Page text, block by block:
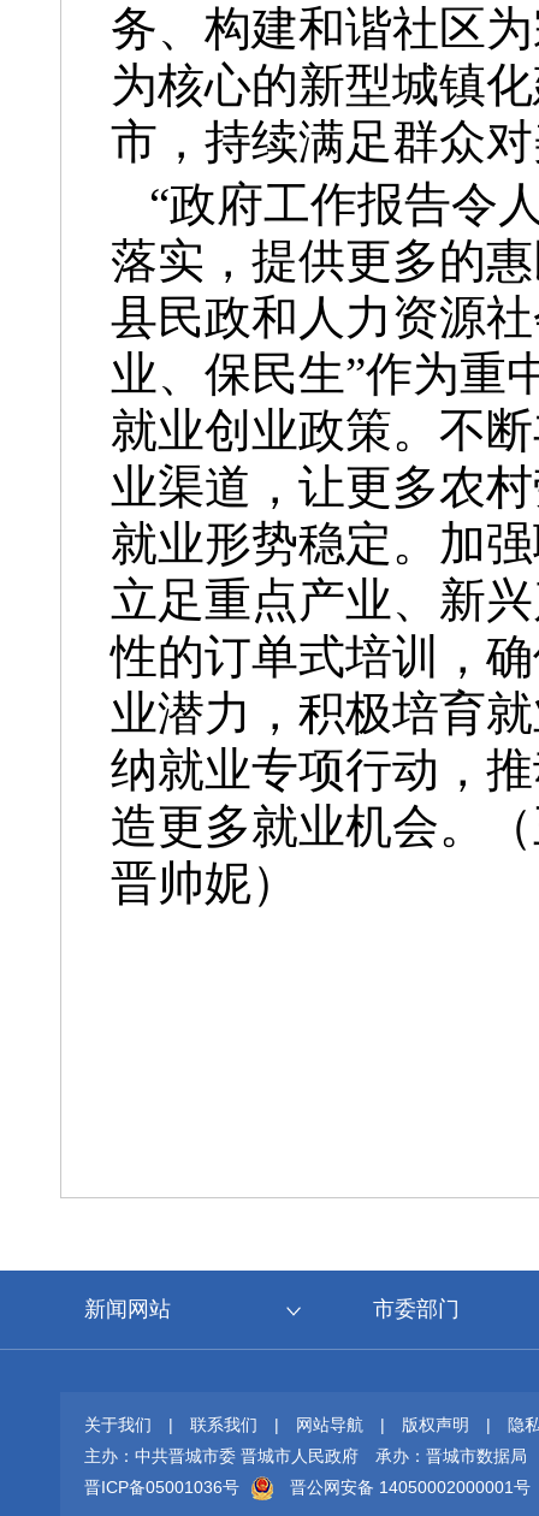
务、构建和谐社区
为核心的新型城镇
市，持续满足群众
“政府工作报告令
落实，提供更多的
县民政和人力资源
业、保民生”作为重
就业创业政策。不
业渠道，让更多农
就业形势稳定。加
立足重点产业、新
性的订单式培训，
业潜力，积极培育
纳就业专项行动，
造更多就业机会。
晋帅妮）
新闻网站 市委部门
关于我们 | 联系我们 | 网站导航 | 版权声明 |
隐
主办：中共晋城市委 晋城市人民政府
承办：晋城市数据局
晋ICP备05001036号
晋公网安备 14050002000001号